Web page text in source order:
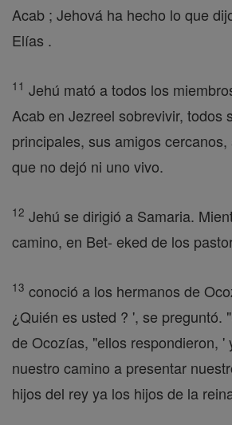
Acab ; Jehová ha hecho lo que
Elías .
11 Jehú mató a todos los
Acab en Jezreel sobrevivir, todos
principales, sus amigos
que no dejó ni uno vivo.
12 Jehú se dirigió a Samaria.
camino, en Bet- eked de los
13 conoció a los hermanos de
¿Quién es usted ? ', se preguntó.
de Ocozías, "ellos respondieron, '
nuestro camino a presentar
hijos del rey ya los hijos de la